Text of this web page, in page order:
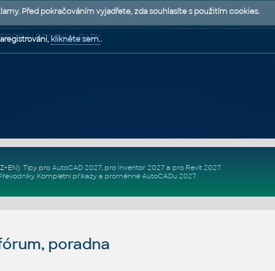
| POMOC A RADY
. Tipy pro AutoCAD 2027, pro Inventor 2027a pro Revit 2027.
. Kompletní příkazya proměnné AutoCADu 2027.
poradna
Před pokračováním vyjadřete, zda souhlasíte s použitím cookies.
klikněte sem..